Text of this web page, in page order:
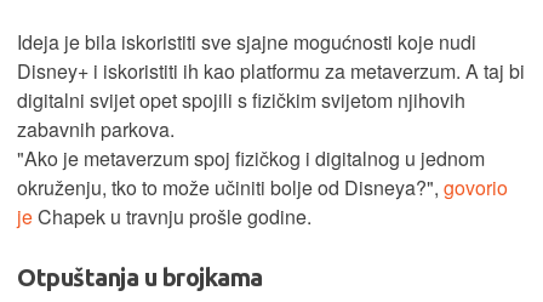
Ideja je bila iskoristiti sve sjajne mogućnosti koje nudi
Disney+ i iskoristiti ih kao platformu za metaverzum. A taj bi
digitalni svijet opet spojili s fizičkim svijetom njihovih
zabavnih parkova.
"Ako je metaverzum spoj fizičkog i digitalnog u jednom
okruženju, tko to može učiniti bolje od Disneya?", govorio
jeChapek u travnju prošle godine.
Otpuštanja u brojkama